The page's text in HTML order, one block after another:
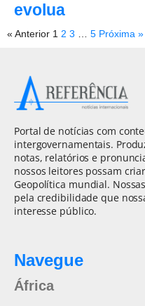
evolua
« Anterior 1 2 3 … 5 Próxima »
Portal de notícias com
intergovernamentais.
notas, relatórios e
nossos leitores possam
Geopolítica mundial.
pela credibilidade que
interesse público.
Navegue
África